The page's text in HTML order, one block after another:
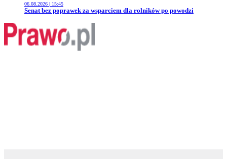
06.08.2026 | 15:45
Przejdź do artykułu:
Senat bez poprawek za wsparciem dla rolników po powodzi